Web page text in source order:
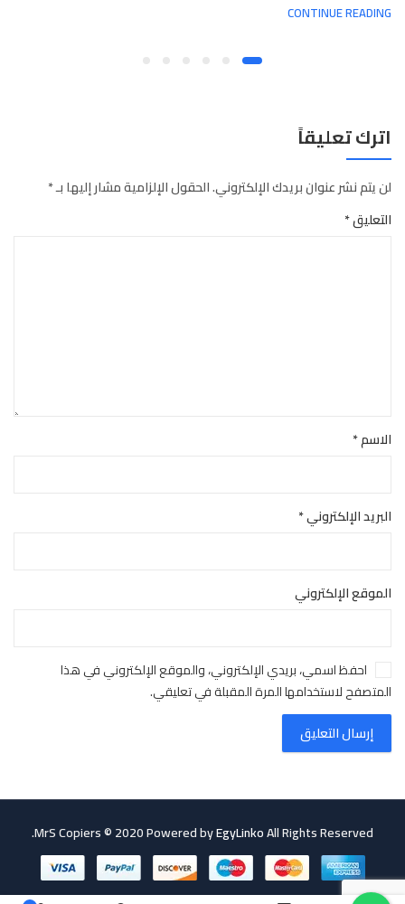
CONTINUE READING
اترك تعليقاً
لن يتم نشر عنوان بريدك الإلكتروني.الحقول الإلزامية مشار إليها بـ*
التعليق*
الاسم*
البريد الإلكتروني*
الموقع الإلكتروني
احفظ اسمي، بريدي الإلكتروني، والموقع الإلكتروني في هذا
المتصفح لاستخدامها المرة المقبلة في تعليقي.
MrS Copiers © 2020 Powered byEgyLinkoAll Rights Reserved.